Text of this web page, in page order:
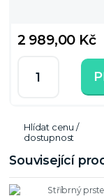
2 989,00 Kč
Hlídat cenu /
dostupnost
Související
Stříbrný